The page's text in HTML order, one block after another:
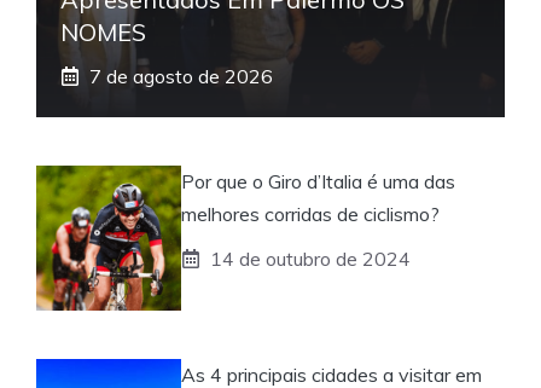
NOMES
7 de agosto de 2026
Por que o Giro d’Italia é uma das
melhores corridas de ciclismo?
14 de outubro de 2024
As 4 principais cidades a visitar em